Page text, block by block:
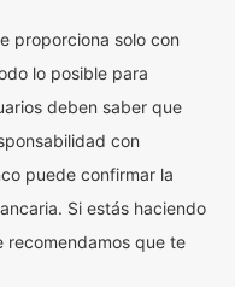
proporciona solo con
lo posible para
deben saber que
con
puede confirmar la
Si estás haciendo
recomendamos que te